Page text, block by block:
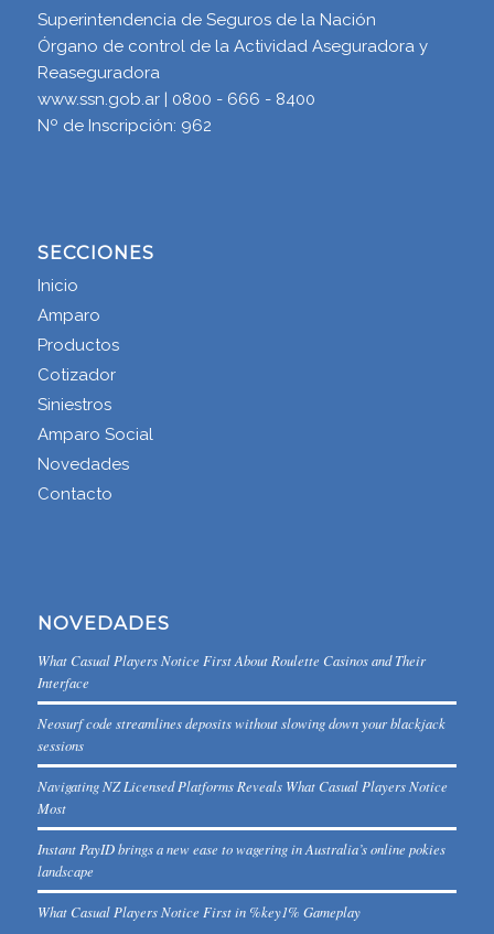
Superintendencia de Seguros de la Nación
Órgano de control de la Actividad Aseguradora y
Reaseguradora
www.ssn.gob.ar | 0800 - 666 - 8400
Nº de Inscripción: 962
SECCIONES
Inicio
Amparo
Productos
Cotizador
Siniestros
Amparo Social
Novedades
Contacto
NOVEDADES
What Casual Players Notice First About Roulette Casinos and Their
Interface
Neosurf code streamlines deposits without slowing down your blackjack
sessions
Navigating NZ Licensed Platforms Reveals What Casual Players Notice
Most
Instant PayID brings a new ease to wagering in Australia’s online pokies
landscape
What Casual Players Notice First in %key1% Gameplay